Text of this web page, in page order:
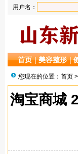
用户名：
首页 |美容整形 |
您现在的位置： 首页
淘宝商城